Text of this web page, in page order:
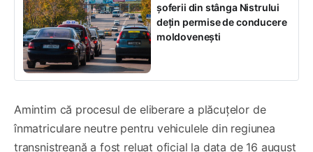
șoferii din stânga Nistrului
dețin permise de conducere
moldovenești
Amintim că procesul de eliberare a plăcuțelor de
înmatriculare neutre pentru vehiculele din regiunea
transnistreană a fost reluat oficial la data de 16 august